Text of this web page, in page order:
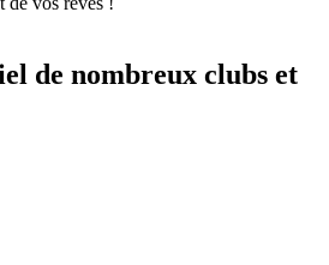
de nombreux clubs et